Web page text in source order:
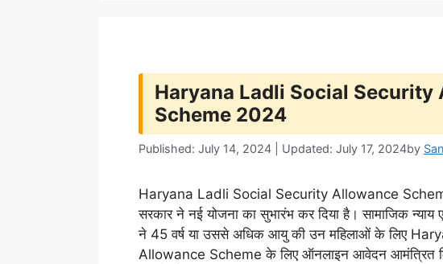
Haryana Ladli Social Security
Scheme 2024
Published: July 14, 2024 | Updated: July 17, 2024by
Haryana Ladli Social Security Allowance
सरकार ने नई योजना का सुभारंभ कर दिया है। सामाजिक न्याय
ने 45 वर्ष या उससे अधिक आयु की उन महिलाओं के लिए
Allowance Scheme के लिए ऑनलाइन आवेदन आमंत्रित